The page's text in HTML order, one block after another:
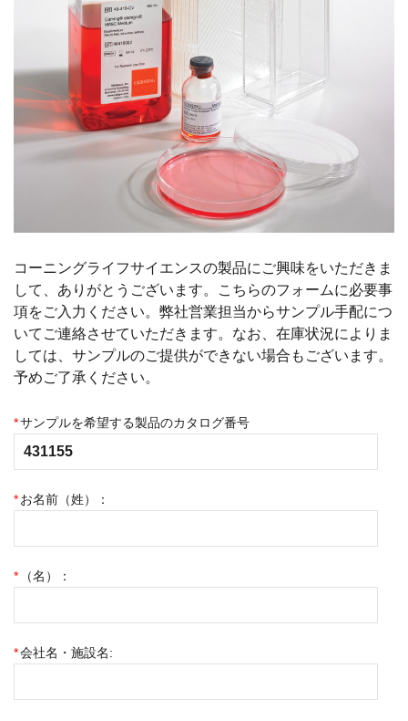
コーニングライフサイエンスの製品にご興味をいただきま
して、ありがとうございます。こちらのフォームに必要事
項をご入力ください。弊社営業担当からサンプル手配につ
いてご連絡させていただきます。なお、在庫状況によりま
しては、サンプルのご提供ができない場合もございます。
予めご了承ください。
*サンプルを希望する製品のカタログ番号
*お名前（姓）：
* （名）：
*会社名・施設名: